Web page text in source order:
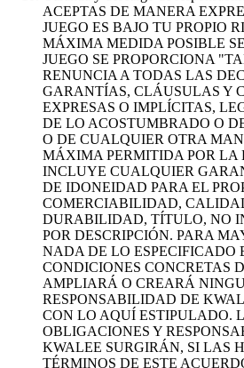
ACEPTAS DE MANERA
JUEGO ES BAJO TU PROPIO
MÁXIMA MEDIDA POSIBLE
JUEGO SE PROPORCIONA
RENUNCIA A TODAS LAS
GARANTÍAS, CLÁUSULAS Y
EXPRESAS O IMPLÍCITAS,
DE LO ACOSTUMBRADO O
O DE CUALQUIER OTRA
MÁXIMA PERMITIDA POR LA
INCLUYE CUALQUIER
DE IDONEIDAD PARA EL
COMERCIABILIDAD,
DURABILIDAD, TÍTULO, NO
POR DESCRIPCIÓN. PARA
NADA DE LO ESPECIFICADO
CONDICIONES CONCRETAS
AMPLIARÁ O CREARÁ
RESPONSABILIDAD DE
CON LO AQUÍ ESTIPULADO.
OBLIGACIONES Y
KWALEE SURGIRÁN, SI LAS
TÉRMINOS DE ESTE